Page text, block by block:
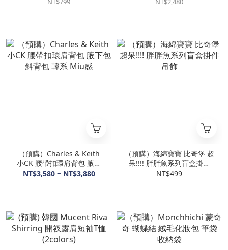
（預購）Charles & Keith
小CK 腰帶扣環肩背包 腋下
包 斜背包 韓系 Miu感
NT$3,580 ~ NT$3,880
（預購）海綿寶寶 比奇堡 超
呆!!!! 胖胖魚系列盲盒掛件
吊飾
NT$499